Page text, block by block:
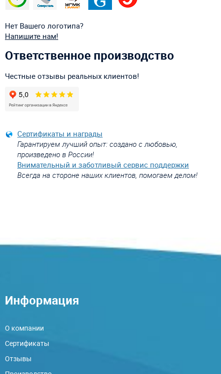
Нет Вашего логотипа?
Напишите нам!
Ответственное производство
Честные отзывы реальных клиентов!
Сертификаты и награды
Гарантируем лучший опыт: создано с любовью,
произведено в России!
Внимательный и заботливый сервис поддержки
Всегда на стороне наших клиентов, помогаем делом!
Информация
О компании
Сертификаты
Отзывы